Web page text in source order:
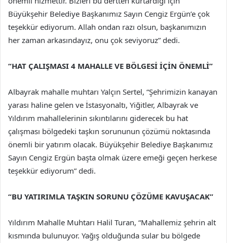
Büyükşehir Belediye Başkanımız Sayın Cengiz Ergün’e çok
teşekkür ediyorum. Allah ondan razı olsun, başkanımızın
her zaman arkasındayız, onu çok seviyoruz” dedi.
“HAT ÇALIŞMASI 4 MAHALLE VE BÖLGESİ İÇİN ÖNEMLİ”
Albayrak mahalle muhtarı Yalçın Sertel, “Şehrimizin kanayan
yarası haline gelen ve İstasyonaltı, Yiğitler, Albayrak ve
Yıldırım mahallelerinin sıkıntılarını giderecek bu hat
çalışması bölgedeki taşkın sorununun çözümü noktasında
önemli bir yatırım olacak. Büyükşehir Belediye Başkanımız
Sayın Cengiz Ergün başta olmak üzere emeği geçen herkese
teşekkür ediyorum” dedi.
“BU YATIRIMLA TAŞKIN SORUNU ÇÖZÜME KAVUŞACAK”
Yıldırım Mahalle Muhtarı Halil Turan, “Mahallemiz şehrin alt
kısmında bulunuyor. Yağış olduğunda sular bu bölgede